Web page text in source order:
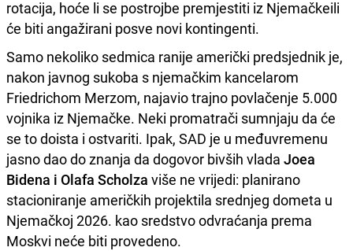
rotacija, hoće li se postrojbe premjestiti iz Njemačkeili
će biti angažirani posve novi kontingenti.
Samo nekoliko sedmica ranije američki predsjednik je,
nakon javnog sukoba s njemačkim kancelarom
Friedrichom Merzom, najavio trajno povlačenje 5.000
vojnika iz Njemačke. Neki promatrači sumnjaju da će
se to doista i ostvariti. Ipak, SAD je u međuvremenu
jasno dao do znanja da dogovor bivših vlada Joea
Bidena i Olafa Scholza više ne vrijedi: planirano
stacioniranje američkih projektila srednjeg dometa u
Njemačkoj 2026. kao sredstvo odvraćanja prema
Moskvi neće biti provedeno.